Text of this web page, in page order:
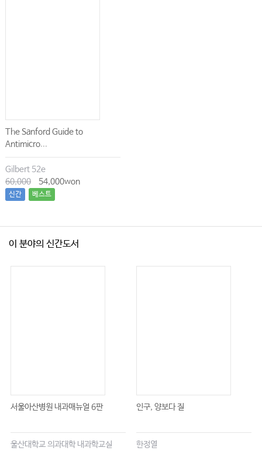
The Sanford Guide to
Antimicro...
Gilbert 52e
60,000
54,000won
신간 베스트
이 분야의 신간도서
서울아산병원 내과매뉴얼 6판
울산대학교 의과대학 내과학교실
인구, 양보다 질
한정열